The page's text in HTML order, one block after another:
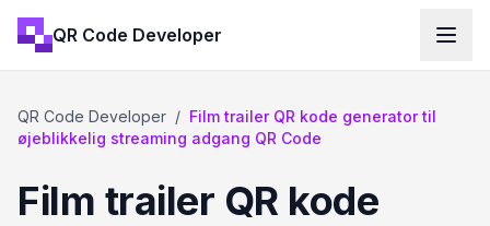
QR Code Developer
QR Code Developer / Film trailer QR kode generator til
øjeblikkelig streaming adgang QR Code
Film trailer QR kode